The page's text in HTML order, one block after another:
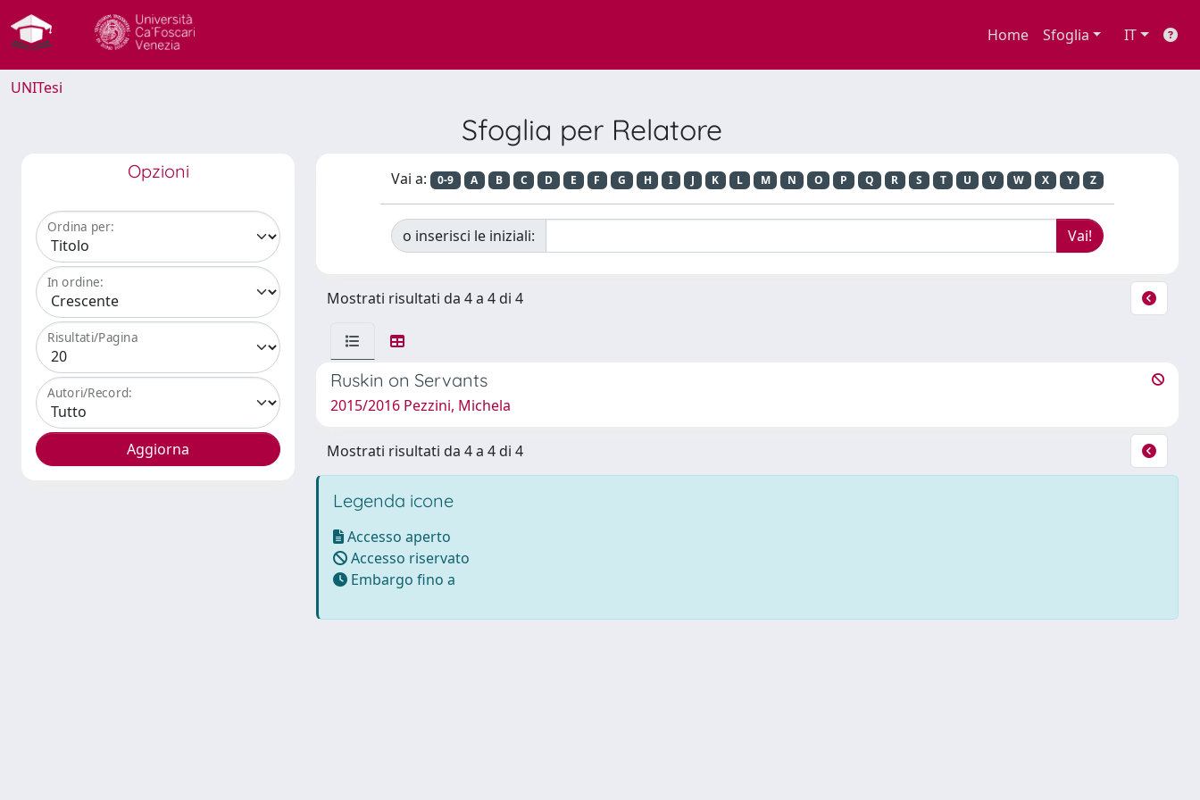
Home Sfoglia IT
UNITesi
Sfoglia per Relatore
Opzioni
Ordina per:
In ordine:
Risultati/Pagina
Autori/Record:
Vai a: 0-9 A B C D E F G H I J K L M N O P Q R S T U V W X Y Z
o inserisci le iniziali:
Mostrati risultati da 4 a 4 di 4
Ruskin on Servants
2015/2016 Pezzini, Michela
Mostrati risultati da 4 a 4 di 4
Legenda icone
Accesso aperto
Accesso riservato
Embargo fino a